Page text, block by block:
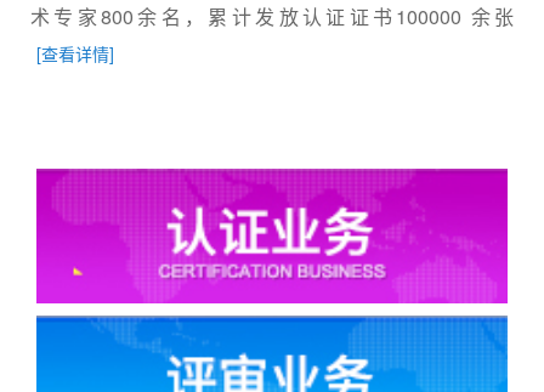
术专家800余名，累计发放认证证书100000 余张
[查看详情]